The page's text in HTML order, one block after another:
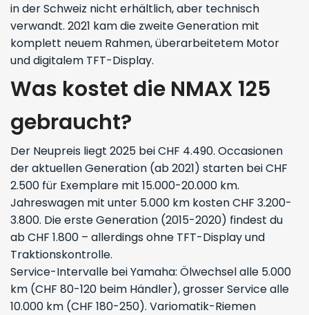
in der Schweiz nicht erhältlich, aber technisch
verwandt. 2021 kam die zweite Generation mit
komplett neuem Rahmen, überarbeitetem Motor
und digitalem TFT-Display.
Was kostet die NMAX 125
gebraucht?
Der Neupreis liegt 2025 bei CHF 4.490. Occasionen
der aktuellen Generation (ab 2021) starten bei CHF
2.500 für Exemplare mit 15.000-20.000 km.
Jahreswagen mit unter 5.000 km kosten CHF 3.200-
3.800. Die erste Generation (2015-2020) findest du
ab CHF 1.800 – allerdings ohne TFT-Display und
Traktionskontrolle.
Service-Intervalle bei Yamaha: Ölwechsel alle 5.000
km (CHF 80-120 beim Händler), grosser Service alle
10.000 km (CHF 180-250). Variomatik-Riemen